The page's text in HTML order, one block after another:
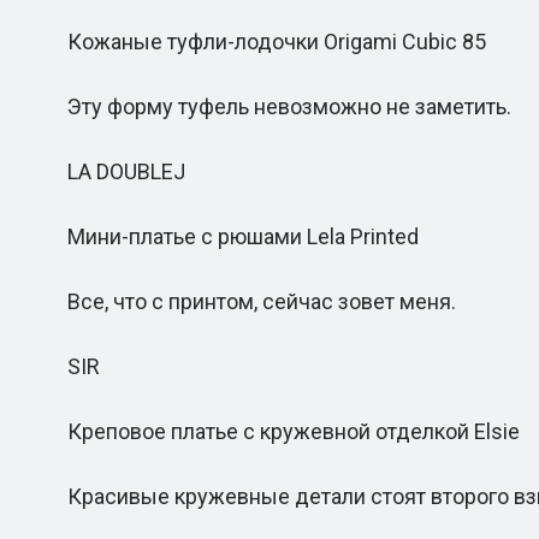
Кожаные туфли-лодочки Origami Cubic 85
Эту форму туфель невозможно не заметить.
LA DOUBLEJ
Мини-платье с рюшами Lela Printed
Все, что с принтом, сейчас зовет меня.
SIR
Креповое платье с кружевной отделкой Elsie
Красивые кружевные детали стоят второго